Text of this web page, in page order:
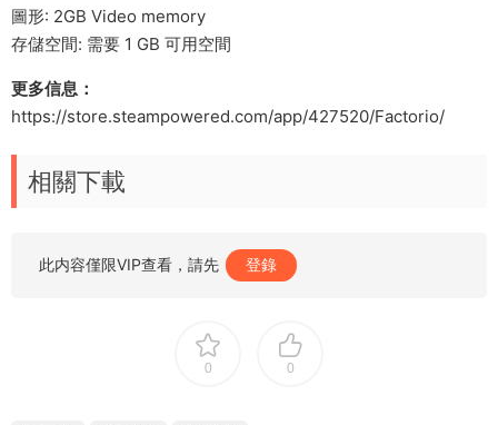
圖形: 2GB Video memory
存儲空間: 需要 1 GB 可用空間
更多信息：
https://store.steampowered.com/app/427520/Factorio/
相關下載
此内容僅限VIP查看，請先 登錄
0 0